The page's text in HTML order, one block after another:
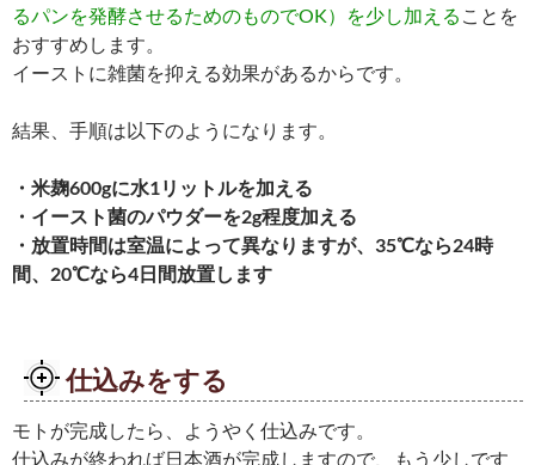
るパンを発酵させるためのものでOK）を少し加える ことを
おすすめします。
イーストに雑菌を抑える効果があるからです。
結果、手順は以下のようになります。
・米麹600gに水1リットルを加える
・イースト菌のパウダーを2g程度加える
・放置時間は室温によって異なりますが、35℃なら24時
間、20℃なら4日間放置します
仕込みをする
モトが完成したら、ようやく仕込みです。
仕込みが終われば日本酒が完成しますので、もう少しです